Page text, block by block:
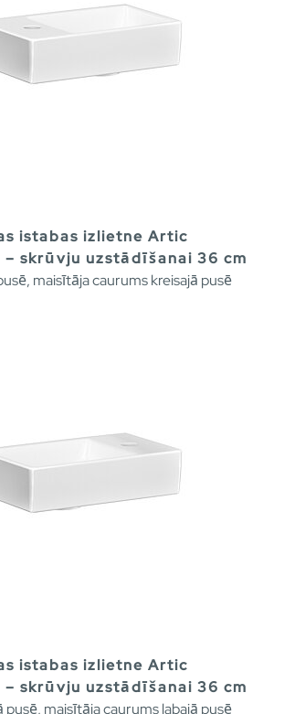
istabas izlietne Artic
– skrūvju uzstādīšanai 36 cm
maisītāja caurums kreisajā pusē
istabas izlietne Artic
– skrūvju uzstādīšanai 36 cm
pusē, maisītāja caurums labajā pusē